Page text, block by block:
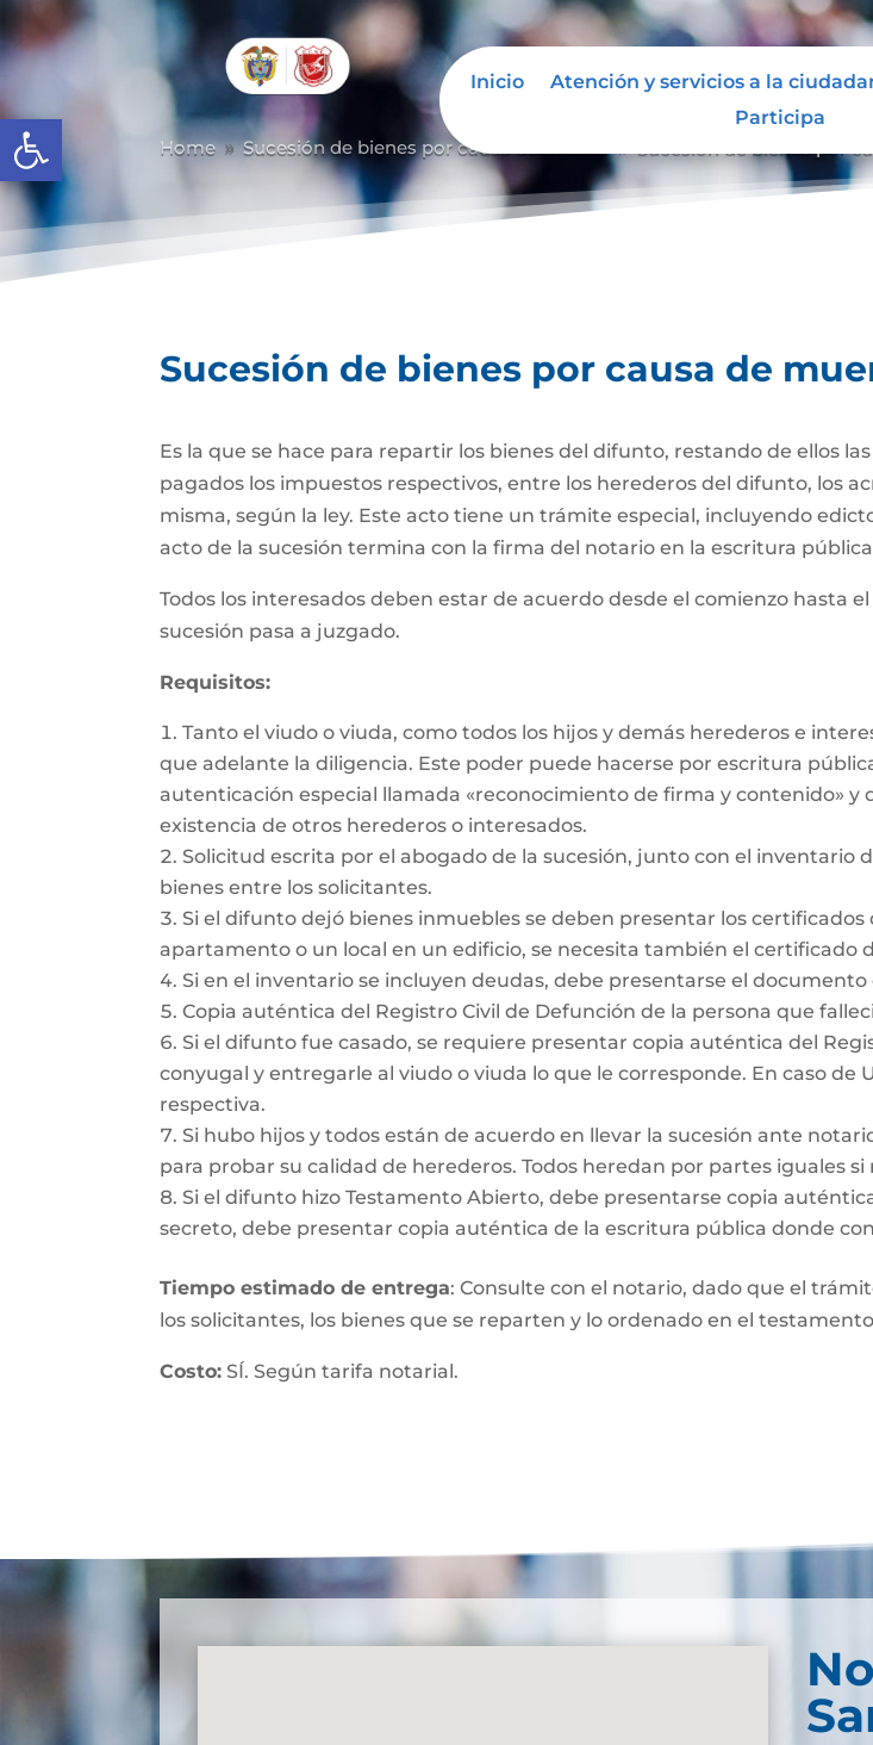
Abrir barra de herramientas
Inicio Atención y servicios a la
Participa
Home 9 Sucesión de bienes por causa de muerte
Sucesión de bienes por causa de
Es la que se hace para repartir los bienes del difunto, restando de ellos
pagados los impuestos respectivos, entre los herederos del difunto, los
misma, según la ley. Este acto tiene un trámite especial, incluyendo
acto de la sucesión termina con la firma del notario en la escritura
Todos los interesados deben estar de acuerdo desde el comienzo hasta
sucesión pasa a juzgado.
Requisitos:
Tanto el viudo o viuda, como todos los hijos y demás herederos e
que adelante la diligencia. Este poder puede hacerse por escritura
autenticación especial llamada «reconocimiento de firma y contenido»
existencia de otros herederos o interesados.
Solicitud escrita por el abogado de la sucesión, junto con el inventario
bienes entre los solicitantes.
Si el difunto dejó bienes inmuebles se deben presentar los
apartamento o un local en un edificio, se necesita también el certificado
Si en el inventario se incluyen deudas, debe presentarse el documento
Copia auténtica del Registro Civil de Defunción de la persona que
Si el difunto fue casado, se requiere presentar copia auténtica del
conyugal y entregarle al viudo o viuda lo que le corresponde. En caso
respectiva.
Si hubo hijos y todos están de acuerdo en llevar la sucesión ante
para probar su calidad de herederos. Todos heredan por partes iguales
Si el difunto hizo Testamento Abierto, debe presentarse copia
secreto, debe presentar copia auténtica de la escritura pública donde
Tiempo estimado de entrega: Consulte con el notario, dado que el
los solicitantes, los bienes que se reparten y lo ordenado en el
Costo: SÍ. Según tarifa notarial.